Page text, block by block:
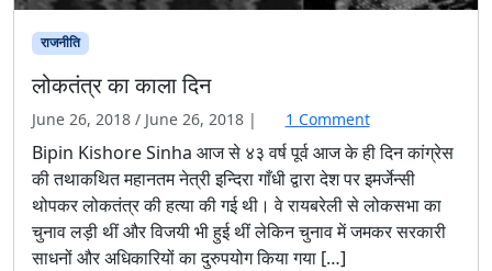
राजनीति
लोकतंत्र का काला दिन
June 26, 2018 / June 26, 2018 | 1 Commento
n
लो
क
तं
त्र
Bipin Kishore Sinha आज से ४३ वर्ष पूर्व आज के ही दिन कांग्रेस
की तथाकथित महानतम नेत्री इन्दिरा गाँधी द्वारा देश पर इमर्जेन्सी
थोपकर लोकतंत्र की हत्या की गई थी। वे रायबरेली से लोकसभा का
चुनाव लड़ी थीं और विजयी भी हुई थीं लेकिन चुनाव में जमकर सरकारी
साधनों और अधिकारियों का दुरुपयोग किया गया […]